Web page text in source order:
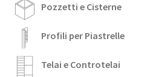
Pozzetti e Cisterne
Profili per Piastrelle
Telai e Controtelai